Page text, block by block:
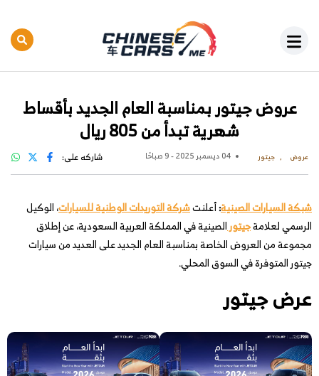
عروض جيتور بمناسبة العام الجديد بأقساط
شهرية تبدأ من 805 ريال
عروض جيتور 04 ديسمبر 2025 - 9 صباحًا شاركه على:
شبكة السيارات الصينية:أعلنتشركة التوريدات الوطنية للسيارات، الوكيل
الرسمي لعلامةجيتور الصينية في المملكة العربية السعودية، عن إطلاق
مجموعة من العروض الخاصة بمناسبة العام الجديد على العديد من سيارات
جيتور المتوفرة في السوق المحلي.
عرض جيتور